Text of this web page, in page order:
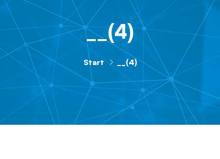
__(4)
Start __(4)